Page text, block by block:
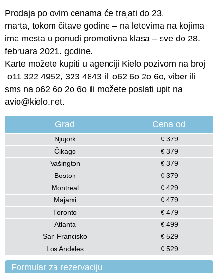
Prodaja po ovim cenama će trajati do 23.
marta, tokom čitave godine – na letovima na kojima
ima mesta u ponudi promotivna klasa – sve do 28.
februara 2021. godine.
Karte možete kupiti u agenciji Kielo pozivom na broj
o11 322 4952, 323 4843 ili o62 6o 2o 6o, viber ili
sms na o62 6o 2o 6o ili možete poslati upit na
avio@kielo.net.
Grad Cena od
Njujork
€ 379
Čikago
€ 379
Vašington
€ 379
Boston
€ 379
Montreal
€ 429
Majami
€ 479
Toronto
€ 479
Atlanta
€ 499
San Francisko
€ 529
Los Anđeles
€ 529
Formular za rezervaciju